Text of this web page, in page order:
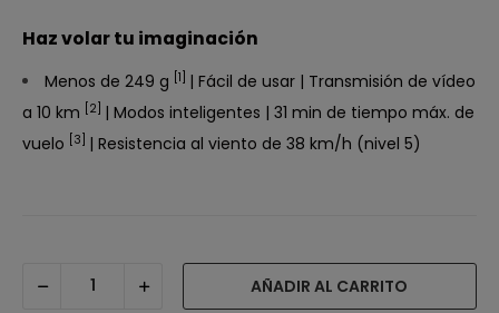
Haz volar tu imaginación
Menos de 249 g [1] | Fácil de usar | Transmisión de vídeo
a 10 km
[2] | Modos inteligentes | 31 min de tiempo máx. de
vuelo
[3] | Resistencia al viento de 38 km/h (nivel 5)
AÑADIR AL CARRITO